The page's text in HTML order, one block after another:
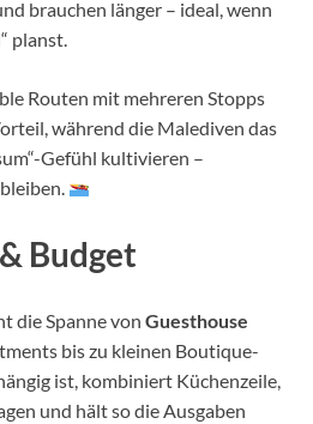
brauchen länger – ideal, wenn
planst.
Routen mit mehreren Stopps
während die Malediven das
Gefühl kultivieren –
Budget
die Spanne von Guesthouse
bis zu kleinen Boutique-
ist, kombiniert Küchenzeile,
und hält so die Ausgaben